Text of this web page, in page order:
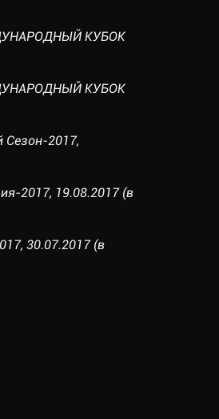
КУБОК
КУБОК
Сезон-2017,
2017, 19.08.2017 (в
30.07.2017 (в